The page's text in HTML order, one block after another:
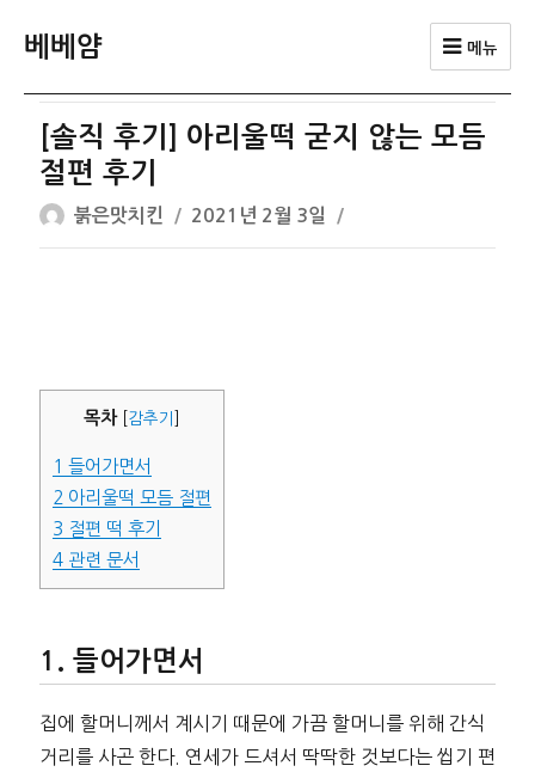
베베얌 메뉴
[솔직 후기] 아리울떡 굳지 않는 모듬
절편 후기
글
쓴
붉은맛치킨
작
성
2021년 2월 3일
목차 감추기
1 들어가면서
2 아리울떡 모듬 절편
3 절편 떡 후기
4관련 문서
들어가면서
집에 할머니께서 계시기 때문에 가끔 할머니를 위해 간식
거리를 사곤 한다. 연세가 드셔서 딱딱한 것보다는 씹기 편